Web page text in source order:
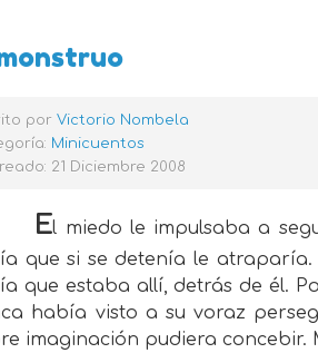
porVictorio Nombela
Minicuentos
21 Diciembre 2008
El miedo le impulsaba a
que si se detenía le
que estaba allí, detrás de él.
había visto a su voraz
imaginación pudiera concebir.